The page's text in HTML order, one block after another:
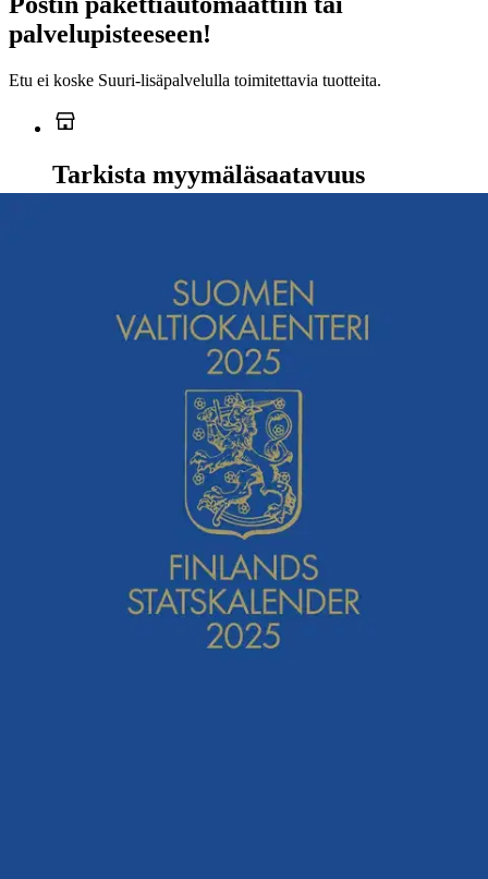
palvelupisteeseen!
Etu ei koske Suuri‑lisäpalvelulla toimitettavia tuotteita.
Tarkista myymäläsaatavuus
Hyödylliset perustiedot noin 40 000 viranomaisesta ja
viranhaltijasta. Teos tarjoaa kattavan ja ajantasaisen kuvan
valtionhallinnosta. Kirjassa esitellään myös diplomaattikunta ja
Euroopan unionin varsinaiset toimielimet. Lisäksi teoksessa on laaja
luettelo tutkinnoista ja oppiarvoista sekä suomalaisista ja
ulkomaisista kunniamerkeistä. Teoksesta löydät mm. henkilön
nimen, tutkinnot, oppiarvot, arvonimet, kunniamerkit ja virkaan tai
tehtävään nimittämisvuodet sekä organisaation yhteystiedot. Suomen
valtiokalenterin julkaisija on Helsingin yliopisto.